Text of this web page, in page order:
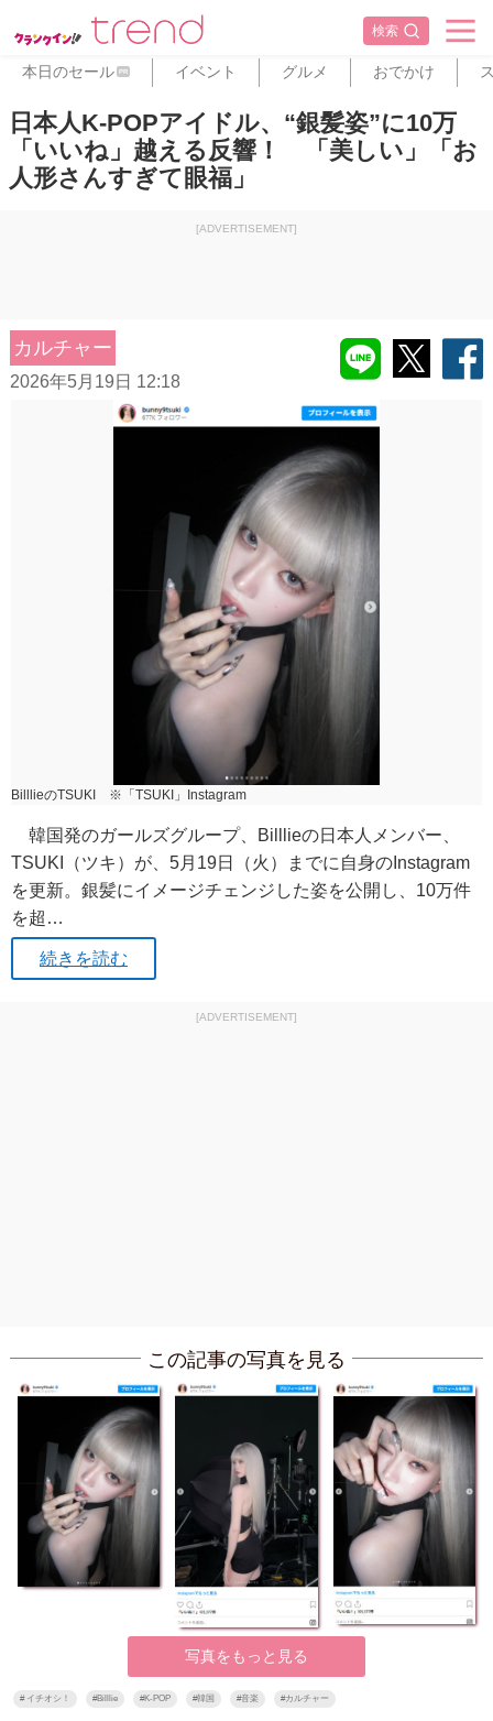
検索
本日のセール PR イベント グルメ おでかけ
日本人K‐POPアイドル、“銀髪姿”に10万
「いいね」越える反響！ 「美しい」「お
人形さんすぎて眼福」
[ADVERTISEMENT]
カルチャー
2026年5月19日 12:18
BilllieのTSUKI ※「TSUKI」Instagram
韓国発のガールズグループ、Billlieの日本人メンバー、
TSUKI（ツキ）が、5月19日（火）までに自身のInstagram
を更新。銀髪にイメージチェンジした姿を公開し、10万件
を超…
続きを読む
[ADVERTISEMENT]
この記事の写真を見る
写真をもっと見る
#イチオシ！ #Billlie #K-POP #韓国 #音楽 #カルチャー